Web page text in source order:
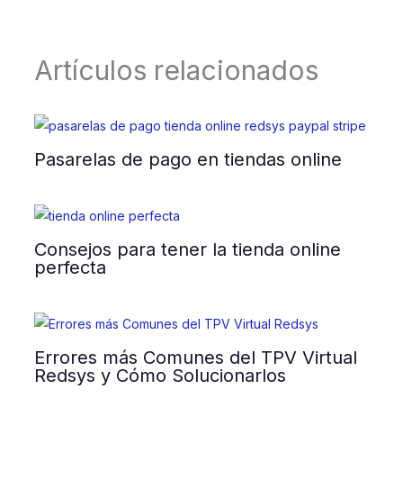
Artículos relacionados
Pasarelas de pago en tiendas online
Consejos para tener la tienda online
perfecta
Errores más Comunes del TPV Virtual
Redsys y Cómo Solucionarlos